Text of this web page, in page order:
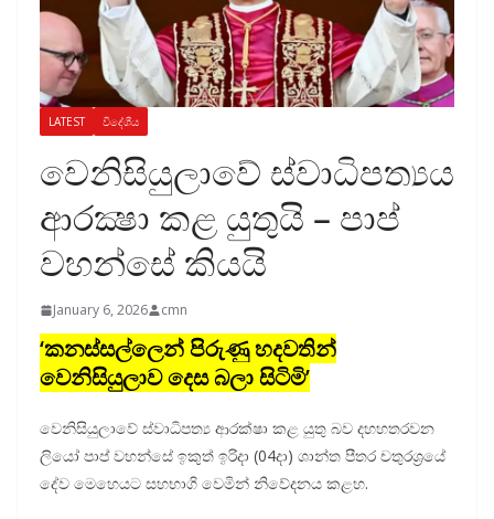
LATEST විදේශීය
වෙනිසියුලාවේ ස්වාධිපත්‍යය
ආරක්‍ෂා කළ යුතුයි – පාප්
වහන්සේ කියයි
January 6, 2026 cmn
‘කනස්සල්ලෙන් පිරුණු හදවතින්
වෙනිසියුලාව දෙස බලා සිටිමි’
වෙනිසියුලාවේ ස්වාධිපත්‍ය ආරක්ෂා කළ යුතු බව දහහතරවන
ලියෝ පාප් වහන්සේ ඉකුත් ඉරිදා (04දා) ශාන්ත පීතර චතුරශ්‍රයේ
දේව මෙහෙයට සහභාගි වෙමින් නිවේදනය කළහ.